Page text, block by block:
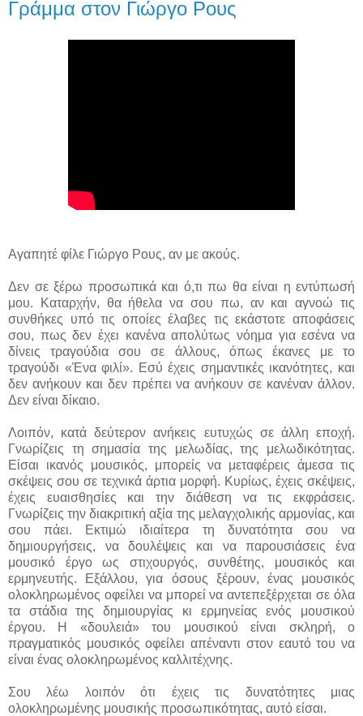
Γράμμα στον Γιώργο Ρους
Αγαπητέ φίλε Γιώργο Ρους, αν με ακούς.
Δεν σε ξέρω προσωπικά και ό,τι πω θα είναι η εντύπωσή
μου. Καταρχήν, θα ήθελα να σου πω, αν και αγνοώ τις
συνθήκες υπό τις οποίες έλαβες τις εκάστοτε αποφάσεις
σου, πως δεν έχει κανένα απολύτως νόημα για εσένα να
δίνεις τραγούδια σου σε άλλους, όπως έκανες με το
τραγούδι «Ένα φιλί». Εσύ έχεις σημαντικές ικανότητες, και
δεν ανήκουν και δεν πρέπει να ανήκουν σε κανέναν άλλον.
Δεν είναι δίκαιο.
Λοιπόν, κατά δεύτερον ανήκεις ευτυχώς σε άλλη εποχή.
Γνωρίζεις τη σημασία της μελωδίας, της μελωδικότητας.
Είσαι ικανός μουσικός, μπορείς να μεταφέρεις άμεσα τις
σκέψεις σου σε τεχνικά άρτια μορφή. Κυρίως, έχεις σκέψεις,
έχεις ευαισθησίες και την διάθεση να τις εκφράσεις.
Γνωρίζεις την διακριτική αξία της μελαγχολικής αρμονίας, και
σου πάει. Εκτιμώ ιδιαίτερα τη δυνατότητα σου να
δημιουργήσεις, να δουλέψεις και να παρουσιάσεις ένα
μουσικό έργο ως στιχουργός, συνθέτης, μουσικός και
ερμηνευτής. Εξάλλου, για όσους ξέρουν, ένας μουσικός
ολοκληρωμένος οφείλει να μπορεί να αντεπεξέρχεται σε όλα
τα στάδια της δημιουργίας κι ερμηνείας ενός μουσικού
έργου. Η «δουλειά» του μουσικού είναι σκληρή, ο
πραγματικός μουσικός οφείλει απέναντι στον εαυτό του να
είναι ένας ολοκληρωμένος καλλιτέχνης.
Σου λέω λοιπόν ότι έχεις τις δυνατότητες μιας
ολοκληρωμένης μουσικής προσωπικότητας, αυτό είσαι.